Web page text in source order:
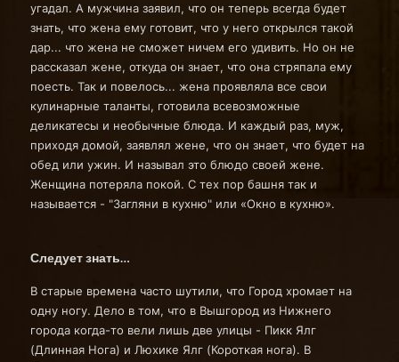
угадал. А мужчина заявил, что он теперь всегда будет
знать, что жена ему готовит, что у него открылся такой
дар... что жена не сможет ничем его удивить. Но он не
рассказал жене, откуда он знает, что она стряпала ему
поесть. Так и повелось... жена проявляла все свои
кулинарные таланты, готовила всевозможные
деликатесы и необычные блюда. И каждый раз, муж,
приходя домой, заявлял жене, что он знает, что будет на
обед или ужин. И называл это блюдо своей жене.
Женщина потеряла покой. С тех пор башня так и
называется - "Загляни в кухню" или «Окно в кухню».
Следует знать…
В старые времена часто шутили, что Город хромает на
одну ногу. Дело в том, что в Вышгород из Нижнего
города когда-то вели лишь две улицы - Пикк Ялг
(Длинная Нога) и Люхике Ялг (Короткая нога). В